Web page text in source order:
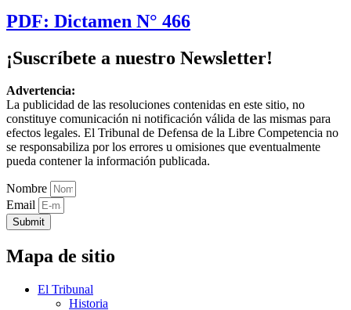
PDF: Dictamen N° 466
¡Suscríbete a nuestro Newsletter!
Advertencia:
La publicidad de las resoluciones contenidas en este sitio, no
constituye comunicación ni notificación válida de las mismas para
efectos legales. El Tribunal de Defensa de la Libre Competencia no
se responsabiliza por los errores u omisiones que eventualmente
pueda contener la información publicada.
Nombre
Email
Submit
Mapa de sitio
El Tribunal
Historia